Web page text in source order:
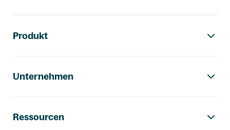
Produkt
Unternehmen
Ressourcen